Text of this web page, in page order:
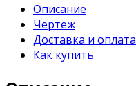
Описание
Чертеж
Доставка и оплата
Как купить